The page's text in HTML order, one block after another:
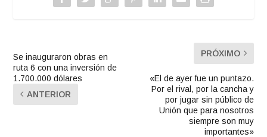
Se inauguraron obras en
ruta 6 con una inversión de
1.700.000 dólares
ANTERIOR
PRÓXIMO
«El de ayer fue un puntazo.
Por el rival, por la cancha y
por jugar sin público de
Unión que para nosotros
siempre son muy
importantes»